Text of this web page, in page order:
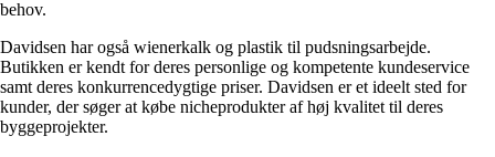
behov.
Davidsen har også wienerkalk og plastik til pudsningsarbejde.
Butikken er kendt for deres personlige og kompetente kundeservice
samt deres konkurrencedygtige priser. Davidsen er et ideelt sted for
kunder, der søger at købe nicheprodukter af høj kvalitet til deres
byggeprojekter.